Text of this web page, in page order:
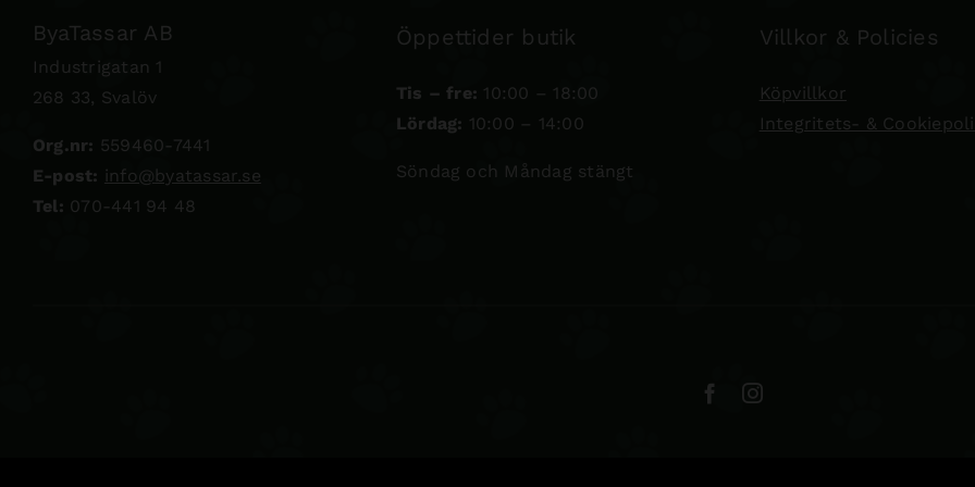
ByaTassar AB
Industrigatan 1
268 33, Svalöv
Org.nr: 559460-7441
E-post: info@byatassar.se
Tel: 070-441 94 48
Öppettider butik
Tis – fre: 10:00 – 18:00
Lördag: 10:00 – 14:00
Söndag och Måndag stängt
Villkor & Policies
Köpvillkor
Integritets- &